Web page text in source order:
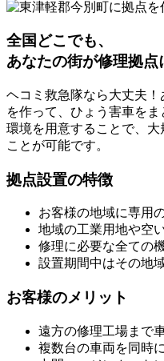
全国どこでも、
あなたの街が修理拠点
ヘコミ救急隊なら大丈夫
を作って、ひょう害車を
環境を用意することで、
ことが可能です。
拠点設置の特徴
お客様の地域に専用
地域の工業用地や空
修理に必要な全ての
設置期間中はその地
お客様のメリット
遠方の修理工場まで
複数台の車両を同時